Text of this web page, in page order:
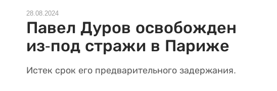
28.08.2024
Павел Дуров освобожден
из-под стражи в Париже
Истек срок его предварительного задержания.